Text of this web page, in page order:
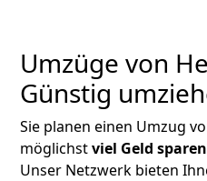
Umzüge von
Günstig
Sie planen einen Umzug
möglichstviel Geld
Unser Netzwerk bieten